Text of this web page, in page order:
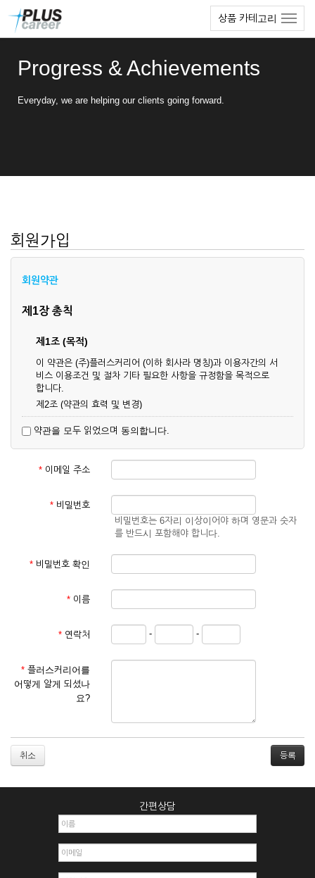
상품 카테고리
Progress & Achievements
Everyday, we are helping our clients going forward.
회원가입
회원약관
제1장 총칙
제1조 (목적)
이 약관은 (주)플러스커리어 (이하 회사라 명칭)과 이용자간의 서
비스 이용조건 및 절차 기타 필요한 사항을 규정함을 목적으로
합니다.
제2조 (약관의 효력 및 변경)
업상 중요 하거나 합리적인 사유가 발생할 경우 온라인 공사를
통하여 변경할 수 있습니다.
② 회원은 변경된 약관에 동의하지 않을 경우 서비스 이용을 중
단하고 이용계약을 해지할 수 있습니다. 약관의 효력 발생일 이
것으로 간주됩니다.
제3조 (약관의 외 준칙)
관계법령의 규정에 따릅니다.
① 서비스 이용계약은 서비스 이용 희망자가 본 약관에 동의한
를 심사, 승낙함으로써 성립하며, 회사는 신청자의 실명 확인 절
차를 밟을 수 있습니다.
② 회원가입시 입력한 ID는 변경할 수 없으며, 회원 1인당 한 개
의 ID가 발급됩니다. 부득이한 경우로 인해 변경하고자 하는 경
거절하거나 취소할 수 있으며, 실명으로 등록하지 않은 자의 일
2. 개인정보를 허위로 기재하여 신청할 경우
3. 경쟁 관게에 있는 이용자가 신청할 경우
4. 타인의 서비스 이용을 방해하거나, 정보를 도용한 경우
6. 이용자가 영업활동 또는 부정한 용도로 본 서비스를 이용할
약관을 모두 읽었으며 동의합니다.
* 이메일 주소
* 비밀번호
비밀번호는 6자리 이상이어야 하며 영문과 숫자
를 반드시 포함해야 합니다.
* 비밀번호 확인
* 이름
* 연락처 - -
* 플러스커리어를
어떻게 알게 되셨나
요?
취소
간편상담